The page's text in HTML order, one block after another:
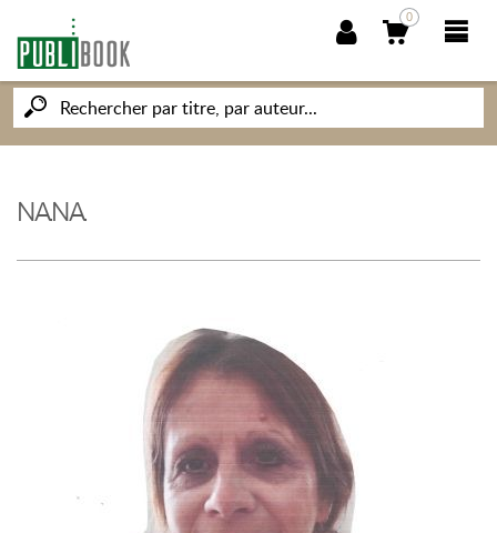
0
NOUVEAUTÉS
SOCIÉTÉ DES ÉCRIVAINS
MON PETIT ÉDITEUR
NANA